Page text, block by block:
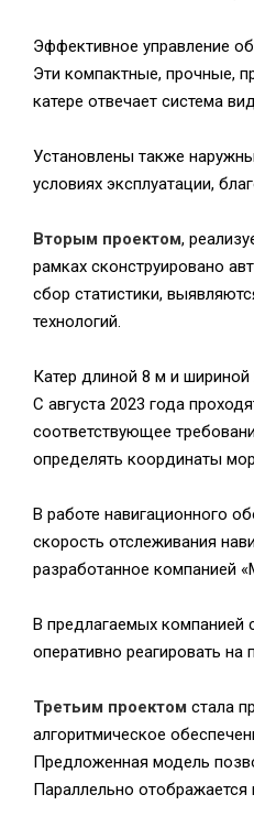
Эффективное управление
Эти компактные, прочные,
катере отвечает система
Установлены также
условиях эксплуатации,
Вторым проектом,
рамках сконструировано
сбор статистики,
технологий.
Катер длиной 8 м и шириной
С августа 2023 года
соответствующее
определять координаты
В работе навигационного
скорость отслеживания
разработанное компанией
В предлагаемых компанией
оперативно реагировать на
Третьим проектом стала
алгоритмическое
Предложенная модель
Параллельно